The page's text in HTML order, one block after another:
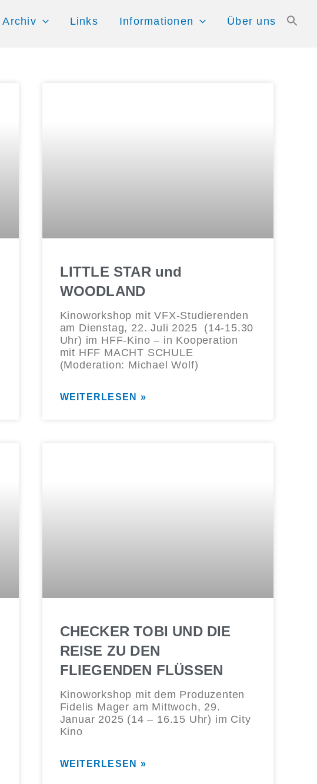
Archiv Links Informationen Über uns
LITTLE STAR und
WOODLAND
Kinoworkshop mit VFX-Studierenden
am Dienstag, 22. Juli 2025 (14-15.30
Uhr) im HFF-Kino – in Kooperation
mit HFF MACHT SCHULE
(Moderation: Michael Wolf)
WEITERLESEN »
CHECKER TOBI UND DIE
REISE ZU DEN
FLIEGENDEN FLÜSSEN
Kinoworkshop mit dem Produzenten
Fidelis Mager am Mittwoch, 29.
Januar 2025 (14 – 16.15 Uhr) im City
Kino
WEITERLESEN »